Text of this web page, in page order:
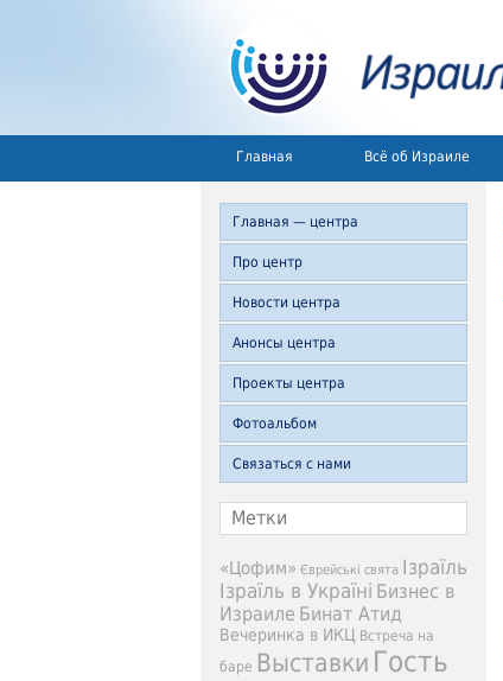
Главная Всё об Израиле
Главная — центра
Про центр
Новости центра
Анонсы центра
Проекты центра
Фотоальбом
Связаться с нами
Метки
«Цофим» Єврейські свята Ізраїль
Ізраїль в Україні Бизнес в
Израиле Бинат Атид
Вечеринка в ИКЦ Встреча на
баре Выставки Гость